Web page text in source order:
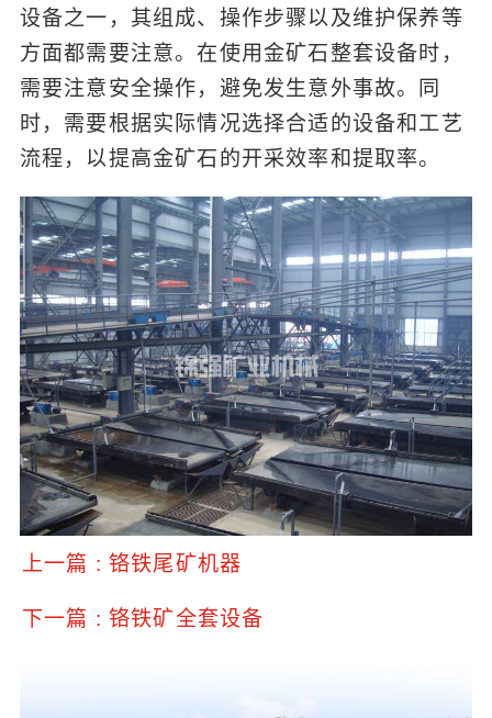
设备之一，其组成、操作步骤以及维护保养等
方面都需要注意。在使用金矿石整套设备时，
需要注意安全操作，避免发生意外事故。同
时，需要根据实际情况选择合适的设备和工艺
流程，以提高金矿石的开采效率和提取率。
上一篇 : 铬铁尾矿机器
下一篇 : 铬铁矿全套设备